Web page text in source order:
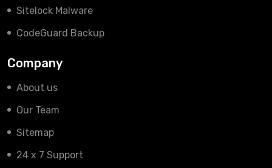
Sitelock Malware
CodeGuard Backup
Company
About us
Our Team
Sitemap
24 x 7 Support